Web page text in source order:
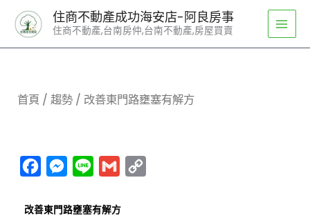
住商不動產成功海安店-阿良房事
住商不動產,台南房仲,台南不動產,房屋買賣
首頁 / 趨勢 / 改善東門路壅塞有解方
FacebookMessenger
Line Gmail
改善東門路壅塞有解方